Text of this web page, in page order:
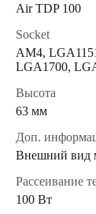
Air TDP 100
Socket
AM4,
LGA1700,
Высота
63 мм
Доп.
Внешний вид
Рассеивание
100 Вт